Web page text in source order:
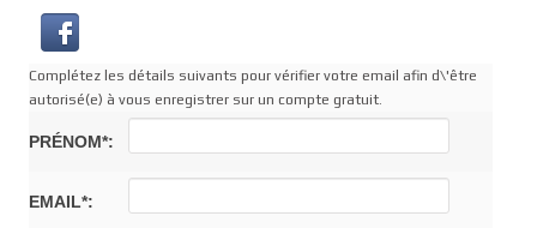
Complétez les détails suivants pour vérifier votre email afin d\'être
autorisé(e) à vous enregistrer sur un compte gratuit.
PRÉNOM*:
EMAIL*: